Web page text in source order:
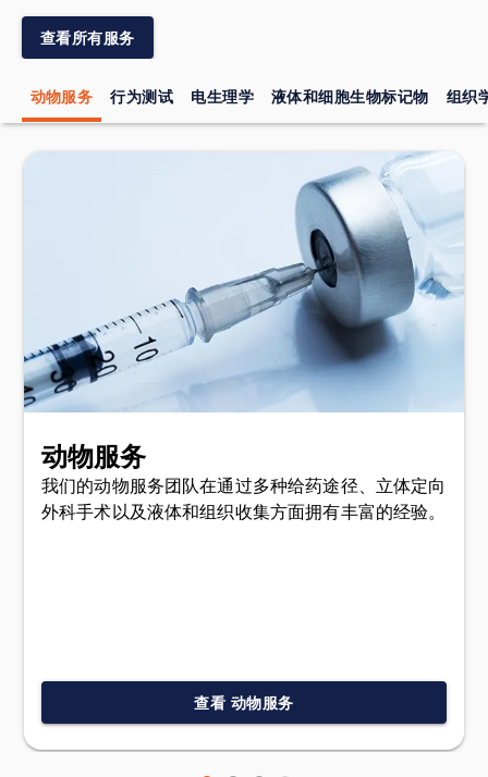
查看所有服务
动物服务 行为测试 电生理学 液体和细胞生物标记物 组织
动物服务
我们的动物服务团队在通过多种给药途径、立体定向
外科手术以及液体和组织收集方面拥有丰富的经验。
查看 动物服务